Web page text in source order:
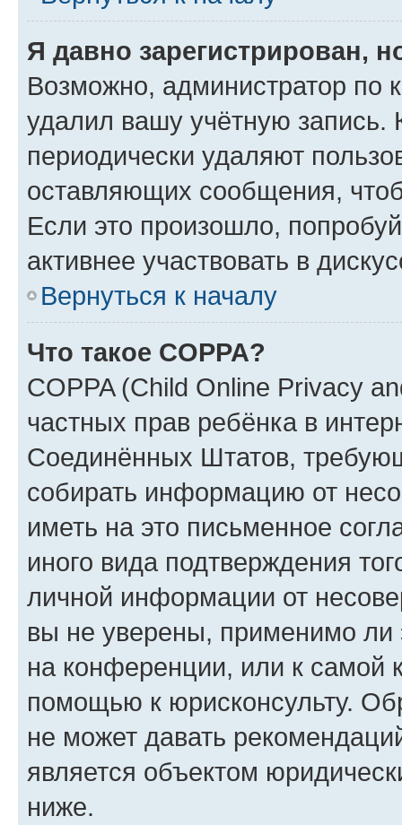
Я давно зарегистрирован,
Возможно, администратор по
удалил вашу учётную запись.
периодически удаляют
оставляющих сообщения,
Если это произошло,
активнее участвовать в
Вернуться к началу
Что такое COPPA?
COPPA (Child Online Privacy
частных прав ребёнка в
Соединённых Штатов,
собирать информацию от
иметь на это письменное
иного вида подтверждения
личной информации от
вы не уверены, применимо ли
на конференции, или к самой
помощью к юрисконсульту.
не может давать
является объектом
ниже.